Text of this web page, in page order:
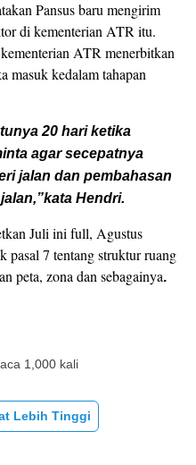
Pansus baru mengirim
di kementerian ATR itu.
ATR menerbitkan
masuk kedalam tahapan
20 hari ketika
agar secepatnya
jalan dan pembahasan
Hendri.
Juli ini full, Agustus
pasal 7 tentang struktur ruang
peta, zona dan sebagainya.
1,000 kali
Lebih Tinggi